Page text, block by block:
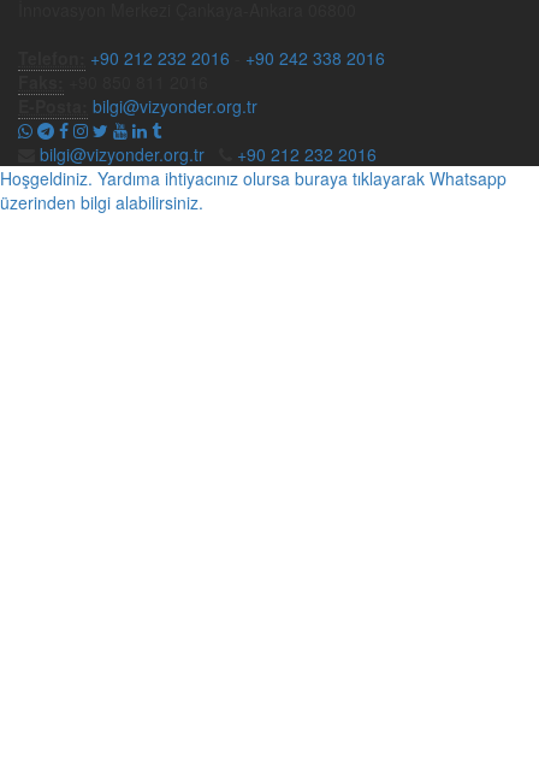
+90 212 232 2016
+90 242 338 2016
bilgi@vizyonder.org.tr
bilgi@vizyonder.org.tr
+90 212 232 2016
Hoşgeldiniz. Yardıma ihtiyacınız olursa buraya tıklayarak Whatsapp
üzerinden bilgi alabilirsiniz.